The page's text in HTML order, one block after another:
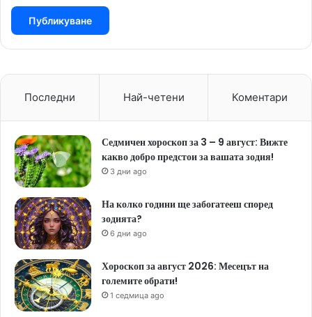
Последни Най-четени Коментари
Седмичен хороскоп за 3 – 9 август: Вижте
какво добро предстои за вашата зодия!
3 дни ago
На колко години ще забогатееш според
зодията?
6 дни ago
Хороскоп за август 2026: Месецът на
големите обрати!
1 седмица ago